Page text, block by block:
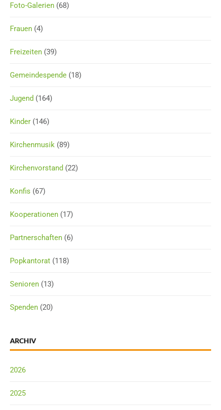
Foto-Galerien (68)
Frauen (4)
Freizeiten (39)
Gemeindespende (18)
Jugend (164)
Kinder (146)
Kirchenmusik (89)
Kirchenvorstand (22)
Konfis (67)
Kooperationen (17)
Partnerschaften (6)
Popkantorat (118)
Senioren (13)
Spenden (20)
ARCHIV
2026
2025